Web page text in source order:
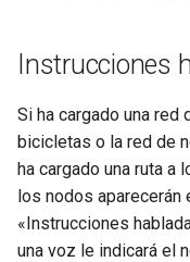
Instrucciones
Si ha cargado una
bicicletas o la red de
ha cargado una ruta a
los nodos aparecerán
«Instrucciones
una voz le indicará el